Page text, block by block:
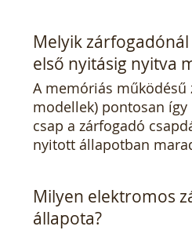
Melyik
első nyitásig nyitva
A memóriás működésű
modellek) pontosan
csap a zárfogadó
nyitott állapotban
Milyen elektromos
állapota?